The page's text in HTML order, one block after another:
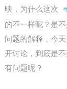
映，为什么这次
的不一样呢？是
问题的解释，今
开讨论，到底是
有问题呢？